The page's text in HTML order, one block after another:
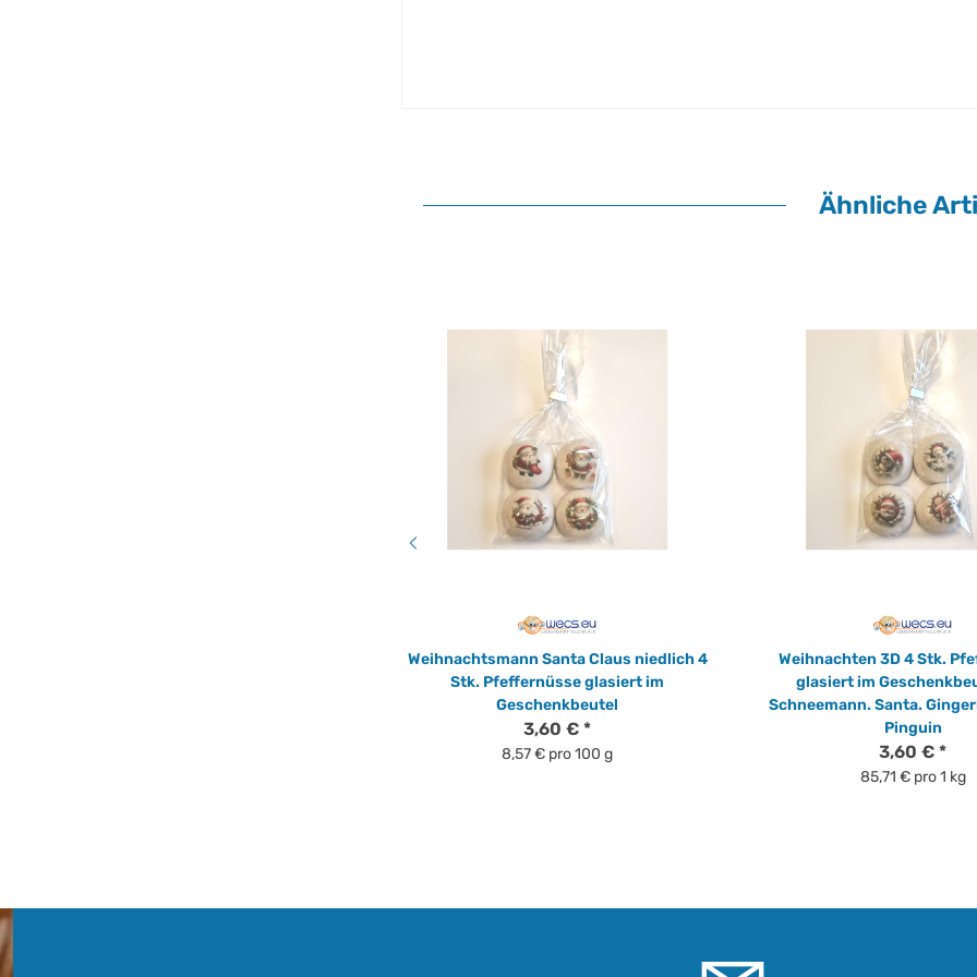
Ähnliche
Weihnachtsmann Santa Claus niedlich 4
Stk. Pfeffernüsse glasiert im
Geschenkbeutel
3,60 € *
8,57 € pro 100 g
Weihnachten 3D 4 Stk.
glasiert im
Schneemann. Santa.
Pinguin
3,60 € *
85,71 € pro 1 kg